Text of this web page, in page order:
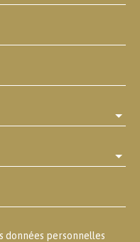
données personnelles